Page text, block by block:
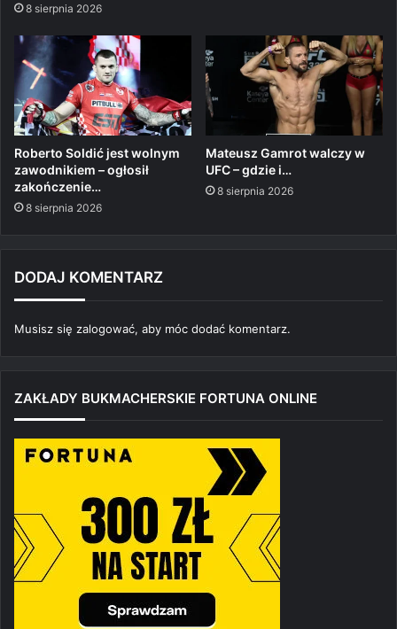
8 sierpnia 2026
Roberto Soldić jest wolnym
zawodnikiem – ogłosił
zakończenie…
8 sierpnia 2026
Mateusz Gamrot walczy w
UFC – gdzie i…
8 sierpnia 2026
DODAJ KOMENTARZ
Musisz się zalogować, aby móc dodać komentarz.
ZAKŁADY BUKMACHERSKIE FORTUNA ONLINE